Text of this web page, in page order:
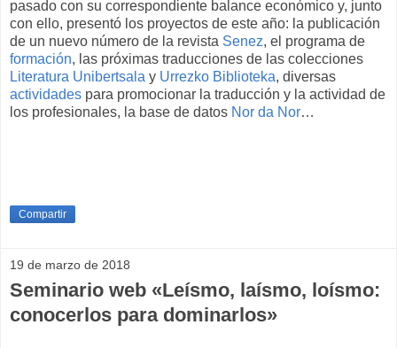
pasado con su correspondiente balance económico y, junto
con ello, presentó los proyectos de este año: la publicación
de un nuevo número de la revista Senez, el programa de
formación, las próximas traducciones de las colecciones
Literatura Unibertsala y Urrezko Biblioteka, diversas
actividades para promocionar la traducción y la actividad de
los profesionales, la base de datos Nor da Nor…
Compartir
19 de marzo de 2018
Seminario web «Leísmo, laísmo, loísmo:
conocerlos para dominarlos»